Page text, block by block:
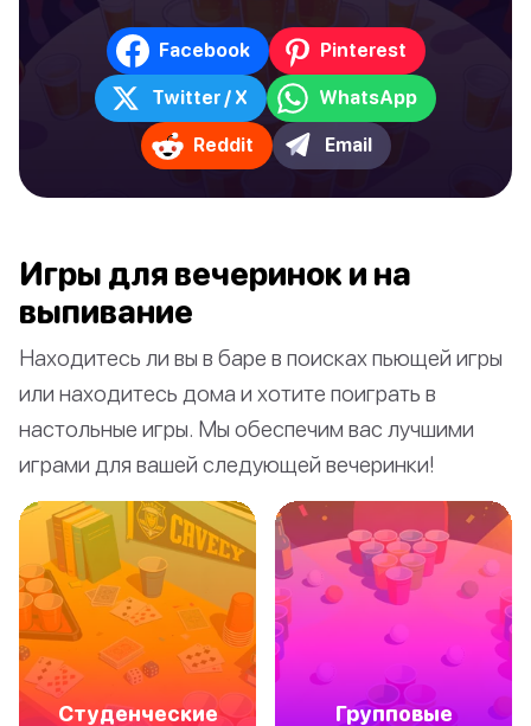
Facebook Pinterest
Twitter / X WhatsApp
Reddit Email
Игры для вечеринок и на
выпивание
Находитесь ли вы в баре в поисках пьющей игры
или находитесь дома и хотите поиграть в
настольные игры. Мы обеспечим вас лучшими
играми для вашей следующей вечеринки!
Студенческие
Групповые